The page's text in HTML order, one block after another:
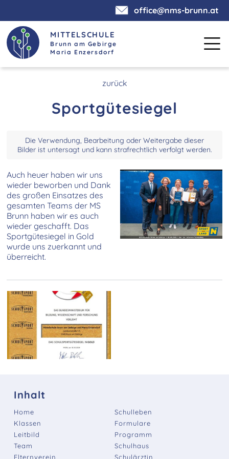
office@nms-brunn.at
MITTELSCHULE
Brunn am Gebirge
Maria Enzersdorf
zurück
Sportgütesiegel
Die Verwendung, Bearbeitung oder Weitergabe dieser
Bilder ist untersagt und kann strafrechtlich verfolgt werden.
Auch heuer haben wir uns
wieder beworben und Dank
des großen Einsatzes des
gesamten Teams der MS
Brunn haben wir es auch
wieder geschafft. Das
Sportgütesiegel in Gold
wurde uns zuerkannt und
überreicht.
Inhalt
Home
Schulleben
Klassen
Formulare
Leitbild
Programm
Team
Schulhaus
Elternverein
Schulärztin